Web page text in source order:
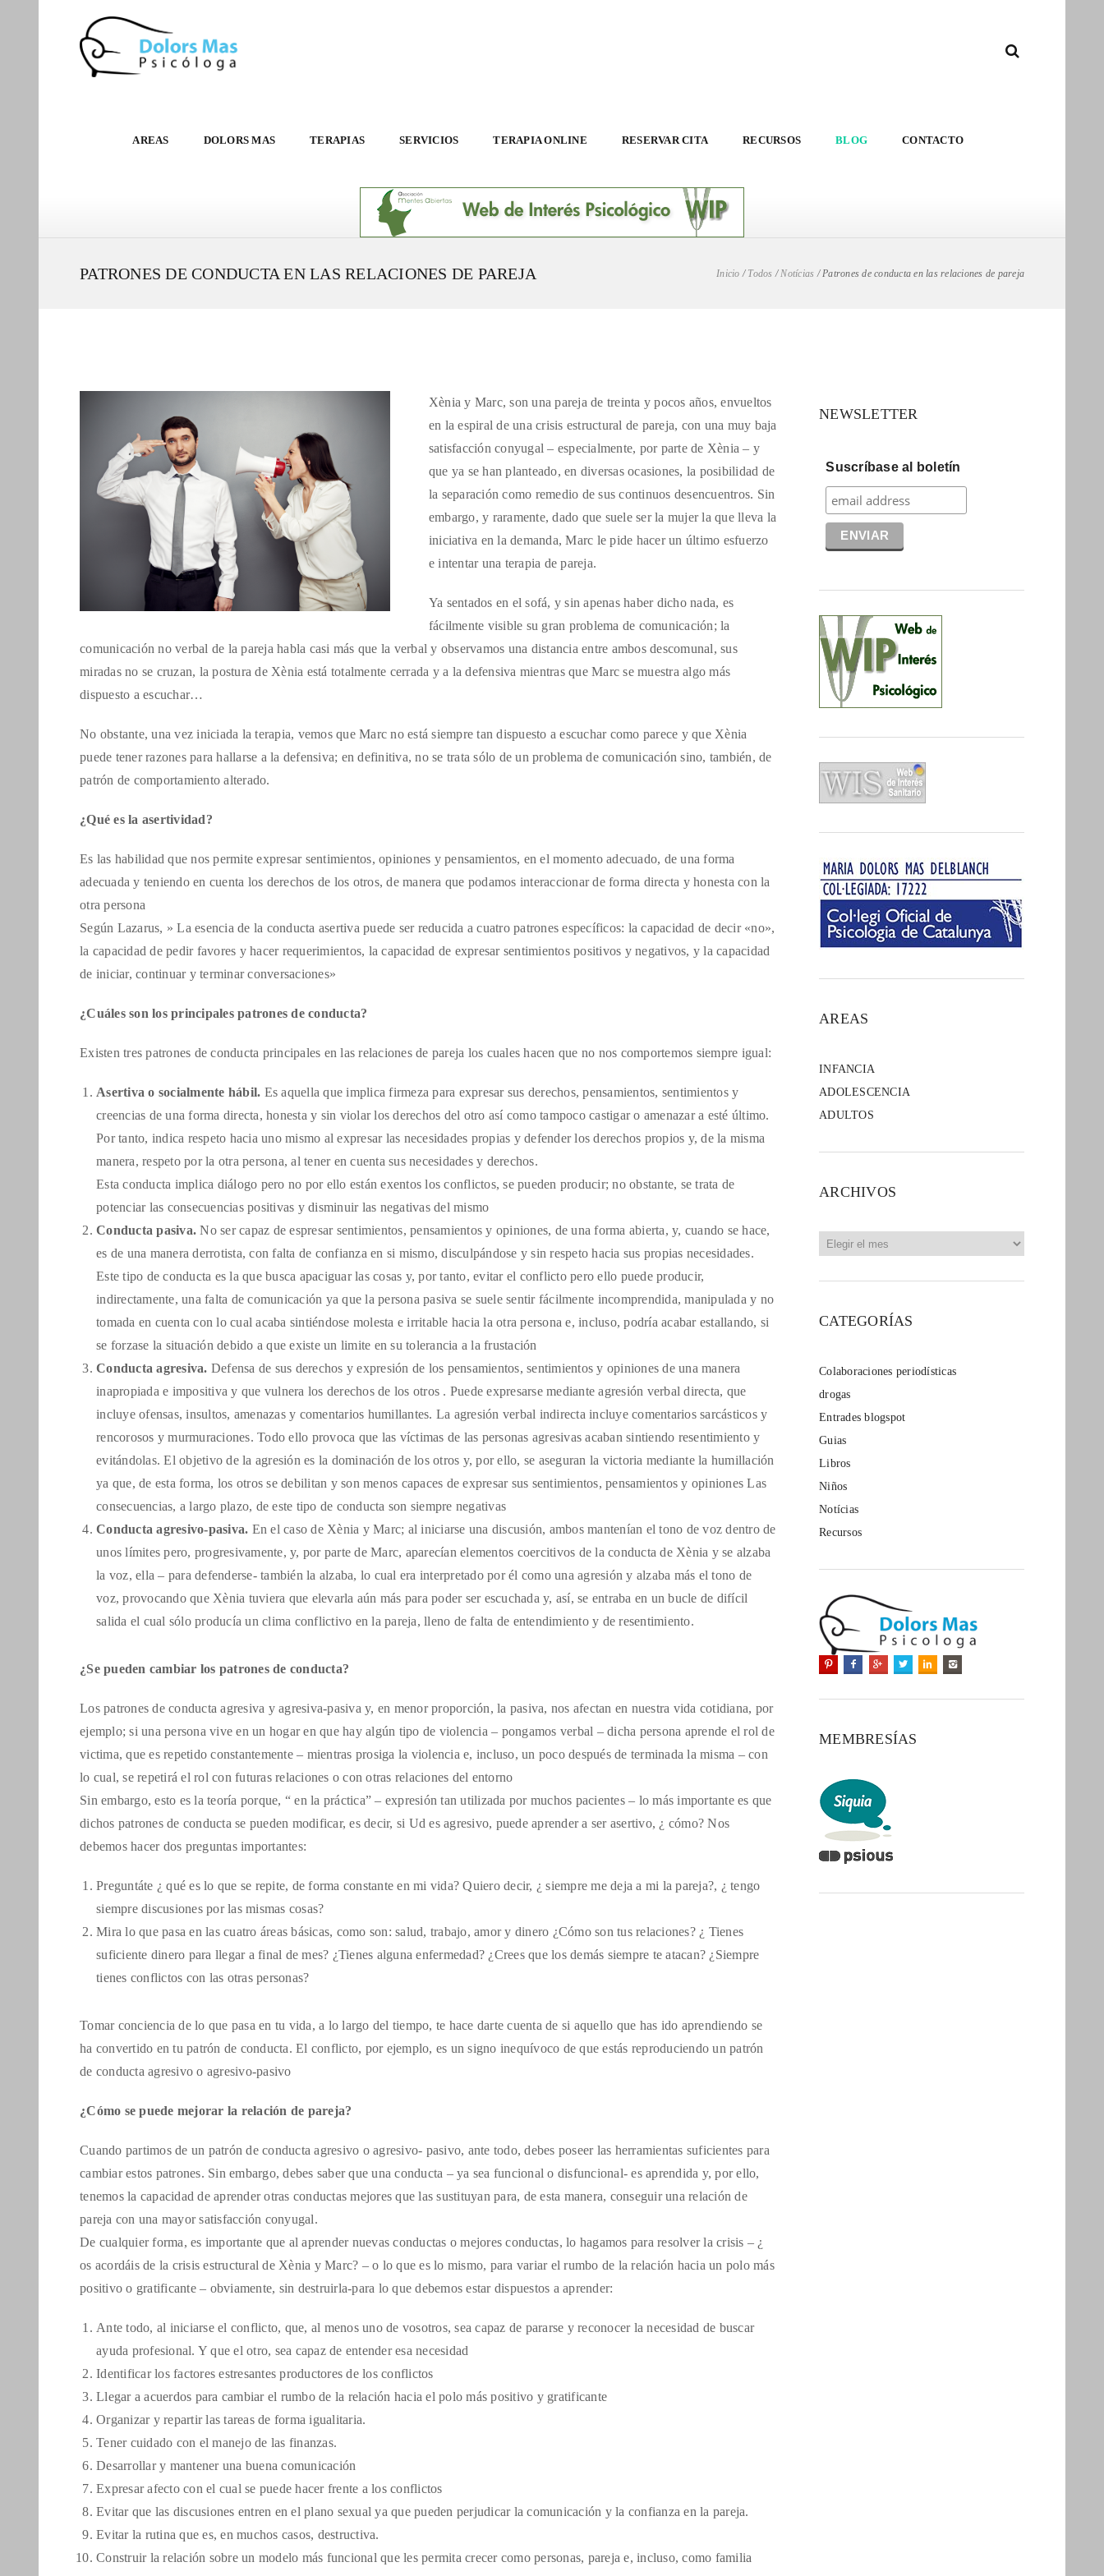
AREAS DOLORS MAS TERAPIAS SERVICIOS TERAPIA ONLINE RESERVAR CITA RECURSOS BLOG CONTACTO
Inicio / Todos /Notícias /Patrones de conducta en las relaciones de pareja
PATRONES DE CONDUCTA EN LAS RELACIONES DE PAREJA
Xènia y Marc, son una pareja de treinta y pocos años, envueltos
en la espiral de una crisis estructural de pareja, con una muy baja
satisfacción conyugal – especialmente, por parte de Xènia – y
que ya se han planteado, en diversas ocasiones, la posibilidad de
la separación como remedio de sus continuos desencuentros. Sin
embargo, y raramente, dado que suele ser la mujer la que lleva la
iniciativa en la demanda, Marc le pide hacer un último esfuerzo
e intentar una terapia de pareja.
Ya sentados en el sofá, y sin apenas haber dicho nada, es
fácilmente visible su gran problema de comunicación; la
comunicación no verbal de la pareja habla casi más que la verbal y observamos una distancia entre ambos descomunal, sus
miradas no se cruzan, la postura de Xènia está totalmente cerrada y a la defensiva mientras que Marc se muestra algo más
dispuesto a escuchar…
No obstante, una vez iniciada la terapia, vemos que Marc no está siempre tan dispuesto a escuchar como parece y que Xènia
puede tener razones para hallarse a la defensiva; en definitiva, no se trata sólo de un problema de comunicación sino, también, de
patrón de comportamiento alterado.
¿Qué es la asertividad?
Es las habilidad que nos permite expresar sentimientos, opiniones y pensamientos, en el momento adecuado, de una forma
adecuada y teniendo en cuenta los derechos de los otros, de manera que podamos interaccionar de forma directa y honesta con la
otra persona
Según Lazarus, » La esencia de la conducta asertiva puede ser reducida a cuatro patrones específicos: la capacidad de decir «no»,
la capacidad de pedir favores y hacer requerimientos, la capacidad de expresar sentimientos positivos y negativos, y la capacidad
de iniciar, continuar y terminar conversaciones»
¿Cuáles son los principales patrones de conducta?
Existen tres patrones de conducta principales en las relaciones de pareja los cuales hacen que no nos comportemos siempre igual:
Asertiva o socialmente hábil. Es aquella que implica firmeza para expresar sus derechos, pensamientos, sentimientos y
creencias de una forma directa, honesta y sin violar los derechos del otro así como tampoco castigar o amenazar a esté último.
Por tanto, indica respeto hacia uno mismo al expresar las necesidades propias y defender los derechos propios y, de la misma
manera, respeto por la otra persona, al tener en cuenta sus necesidades y derechos.
Esta conducta implica diálogo pero no por ello están exentos los conflictos, se pueden producir; no obstante, se trata de
potenciar las consecuencias positivas y disminuir las negativas del mismo
Conducta pasiva. No ser capaz de espresar sentimientos, pensamientos y opiniones, de una forma abierta, y, cuando se hace,
es de una manera derrotista, con falta de confianza en si mismo, disculpándose y sin respeto hacia sus propias necesidades.
Este tipo de conducta es la que busca apaciguar las cosas y, por tanto, evitar el conflicto pero ello puede producir,
indirectamente, una falta de comunicación ya que la persona pasiva se suele sentir fácilmente incomprendida, manipulada y no
tomada en cuenta con lo cual acaba sintiéndose molesta e irritable hacia la otra persona e, incluso, podría acabar estallando, si
se forzase la situación debido a que existe un limite en su tolerancia a la frustación
Conducta agresiva. Defensa de sus derechos y expresión de los pensamientos, sentimientos y opiniones de una manera
inapropiada e impositiva y que vulnera los derechos de los otros . Puede expresarse mediante agresión verbal directa, que
incluye ofensas, insultos, amenazas y comentarios humillantes. La agresión verbal indirecta incluye comentarios sarcásticos y
rencorosos y murmuraciones. Todo ello provoca que las víctimas de las personas agresivas acaban sintiendo resentimiento y
evitándolas. El objetivo de la agresión es la dominación de los otros y, por ello, se aseguran la victoria mediante la humillación
ya que, de esta forma, los otros se debilitan y son menos capaces de expresar sus sentimientos, pensamientos y opiniones Las
consecuencias, a largo plazo, de este tipo de conducta son siempre negativas
Conducta agresivo-pasiva. En el caso de Xènia y Marc; al iniciarse una discusión, ambos mantenían el tono de voz dentro de
unos límites pero, progresivamente, y, por parte de Marc, aparecían elementos coercitivos de la conducta de Xènia y se alzaba
la voz, ella – para defenderse- también la alzaba, lo cual era interpretado por él como una agresión y alzaba más el tono de
voz, provocando que Xènia tuviera que elevarla aún más para poder ser escuchada y, así, se entraba en un bucle de difícil
salida el cual sólo producía un clima conflictivo en la pareja, lleno de falta de entendimiento y de resentimiento.
¿Se pueden cambiar los patrones de conducta?
Los patrones de conducta agresiva y agresiva-pasiva y, en menor proporción, la pasiva, nos afectan en nuestra vida cotidiana, por
ejemplo; si una persona vive en un hogar en que hay algún tipo de violencia – pongamos verbal – dicha persona aprende el rol de
victima, que es repetido constantemente – mientras prosiga la violencia e, incluso, un poco después de terminada la misma – con
lo cual, se repetirá el rol con futuras relaciones o con otras relaciones del entorno
Sin embargo, esto es la teoría porque, “ en la práctica” – expresión tan utilizada por muchos pacientes – lo más importante es que
dichos patrones de conducta se pueden modificar, es decir, si Ud es agresivo, puede aprender a ser asertivo, ¿ cómo? Nos
debemos hacer dos preguntas importantes:
Preguntáte ¿ qué es lo que se repite, de forma constante en mi vida? Quiero decir, ¿ siempre me deja a mi la pareja?, ¿ tengo
siempre discusiones por las mismas cosas?
Mira lo que pasa en las cuatro áreas básicas, como son: salud, trabajo, amor y dinero ¿Cómo son tus relaciones? ¿ Tienes
suficiente dinero para llegar a final de mes? ¿Tienes alguna enfermedad? ¿Crees que los demás siempre te atacan? ¿Siempre
tienes conflictos con las otras personas?
Tomar conciencia de lo que pasa en tu vida, a lo largo del tiempo, te hace darte cuenta de si aquello que has ido aprendiendo se
ha convertido en tu patrón de conducta. El conflicto, por ejemplo, es un signo inequívoco de que estás reproduciendo un patrón
de conducta agresivo o agresivo-pasivo
¿Cómo se puede mejorar la relación de pareja?
Cuando partimos de un patrón de conducta agresivo o agresivo- pasivo, ante todo, debes poseer las herramientas suficientes para
cambiar estos patrones. Sin embargo, debes saber que una conducta – ya sea funcional o disfuncional- es aprendida y, por ello,
tenemos la capacidad de aprender otras conductas mejores que las sustituyan para, de esta manera, conseguir una relación de
pareja con una mayor satisfacción conyugal.
De cualquier forma, es importante que al aprender nuevas conductas o mejores conductas, lo hagamos para resolver la crisis – ¿
os acordáis de la crisis estructural de Xènia y Marc? – o lo que es lo mismo, para variar el rumbo de la relación hacia un polo más
positivo o gratificante – obviamente, sin destruirla-para lo que debemos estar dispuestos a aprender:
Ante todo, al iniciarse el conflicto, que, al menos uno de vosotros, sea capaz de pararse y reconocer la necesidad de buscar
ayuda profesional. Y que el otro, sea capaz de entender esa necesidad
Identificar los factores estresantes productores de los conflictos
Llegar a acuerdos para cambiar el rumbo de la relación hacia el polo más positivo y gratificante
Organizar y repartir las tareas de forma igualitaria.
Tener cuidado con el manejo de las finanzas.
Desarrollar y mantener una buena comunicación
Expresar afecto con el cual se puede hacer frente a los conflictos
Evitar que las discusiones entren en el plano sexual ya que pueden perjudicar la comunicación y la confianza en la pareja.
Evitar la rutina que es, en muchos casos, destructiva.
Construir la relación sobre un modelo más funcional que les permita crecer como personas, pareja e, incluso, como familia
NEWSLETTER
Suscríbase al boletín
AREAS
INFANCIA
ADOLESCENCIA
ADULTOS
ARCHIVOS
CATEGORÍAS
Colaboraciones periodísticas
drogas
Entrades blogspot
Guias
Libros
Niños
Notícias
Recursos
MEMBRESÍAS